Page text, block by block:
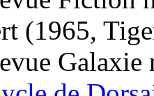
(1965,
Galaxie